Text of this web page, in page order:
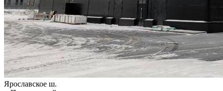
Ярославское ш.